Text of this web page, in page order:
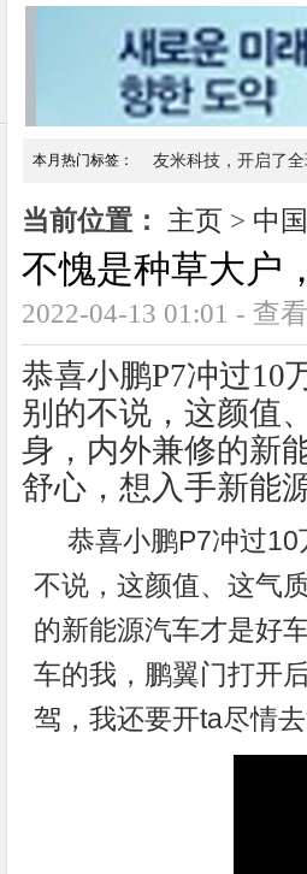
本月热门标签： 友米科技，开启了全
最爱保妥适，进口瘦脸针 MQ
当前位置： 主页 > 中
不愧是种草大户
2022-04-13 01:01 - 查
恭喜小鹏P7冲过10
别的不说，这颜值
身，内外兼修的新
舒心，想入手新能
恭喜小鹏P7冲过
不说，这颜值、这气
的新能源汽车才是好
车的我，鹏翼门打开
驾，我还要开ta尽情